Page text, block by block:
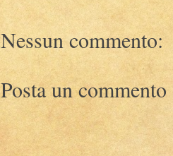
Nessun commento:
Posta un commento